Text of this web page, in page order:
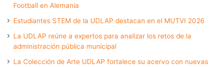
Football en Alemania
Estudiantes STEM de la UDLAP destacan en el MUTVI 2026
La UDLAP reúne a expertos para analizar los retos de la
administración pública municipal
La Colección de Arte UDLAP fortalece su acervo con nuevas